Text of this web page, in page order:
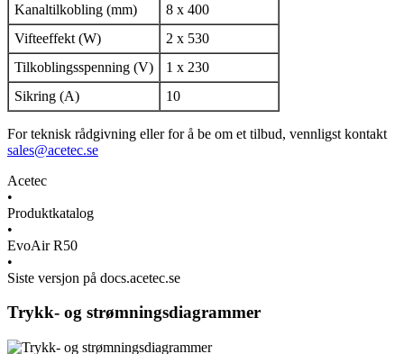
Kanaltilkobling (mm)
8 x 400
Vifteeffekt (W)
2 x 530
Tilkoblingsspenning (V)
1 x 230
Sikring (A)
10
For teknisk rådgivning eller for å be om et tilbud, vennligst kontakt
sales@acetec.se
Acetec
•
Produktkatalog
•
EvoAir R50
•
Siste versjon på docs.acetec.se
Trykk- og strømningsdiagrammer